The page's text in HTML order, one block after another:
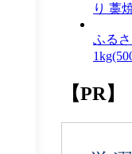
り 藁
ふる
【PR】